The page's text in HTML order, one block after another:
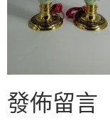
發佈留言